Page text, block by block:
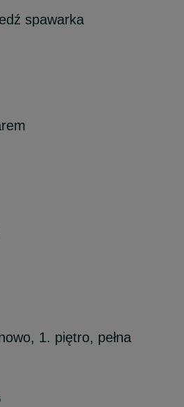
spawarka
1. piętro, pełna